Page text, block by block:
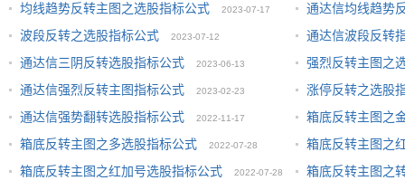
09
均线趋势反转主图之选股指标公式
2023-07-17
通达信均线趋势
波段反转之选股指标公式
2023-07-12
通达信波段反转
通达信三阴反转选股指标公式
2023-06-13
强烈反转主图之
通达信强烈反转主图指标公式
2023-02-23
涨停反转之选股
通达信强势翻转选股指标公式
2022-11-17
箱底反转主图之
箱底反转主图之多选股指标公式
2022-07-28
箱底反转主图之
箱底反转主图之红加号选股指标公式
2022-07-28
箱底反转主图之